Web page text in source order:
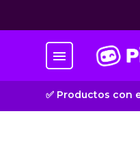
✅ Productos con